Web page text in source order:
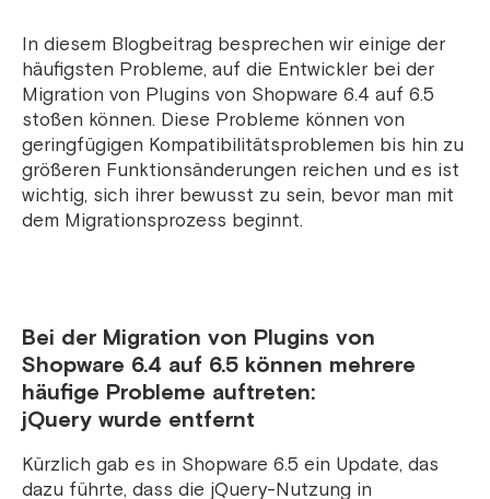
In diesem Blogbeitrag besprechen wir einige der
häufigsten Probleme, auf die Entwickler bei der
Migration von Plugins von Shopware 6.4 auf 6.5
stoßen können. Diese Probleme können von
geringfügigen Kompatibilitätsproblemen bis hin zu
größeren Funktionsänderungen reichen und es ist
wichtig, sich ihrer bewusst zu sein, bevor man mit
dem Migrationsprozess beginnt.
Bei der Migration von Plugins von
Shopware 6.4 auf 6.5 können mehrere
häufige Probleme auftreten:
jQuery wurde entfernt
Kürzlich gab es in Shopware 6.5 ein Update, das
dazu führte, dass die jQuery-Nutzung in